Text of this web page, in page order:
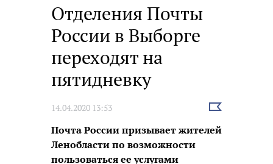
Отделения Почты
России в Выборге
переходят на
пятидневку
14.04.2020 13:53
Выбрать
Почта России призывает жителей
Ленобласти по возможности
пользоваться ее услугами